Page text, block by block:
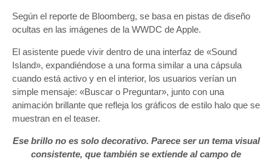
Según el reporte de Bloomberg, se basa en pistas de diseño
ocultas en las imágenes de la WWDC de Apple.
El asistente puede vivir dentro de una interfaz de «Sound
Island», expandiéndose a una forma similar a una cápsula
cuando está activo y en el interior, los usuarios verían un
simple mensaje: «Buscar o Preguntar», junto con una
animación brillante que refleja los gráficos de estilo halo que se
muestran en el teaser.
Ese brillo no es solo decorativo. Parece ser un tema visual
consistente, que también se extiende al campo de